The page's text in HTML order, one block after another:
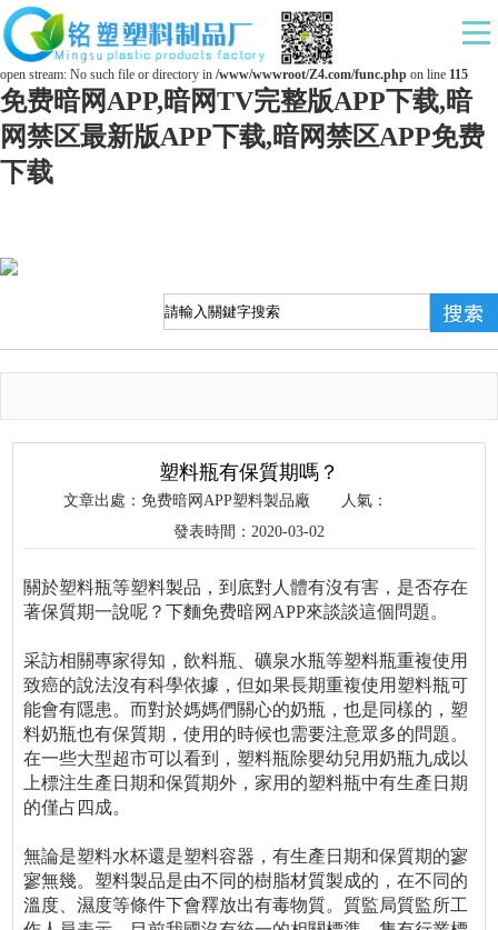
Warning: mkdir(): No space left on device in/www/wwwroot/Z4.com/func.php on line127
Warning: file_put_contents(./cachefile_yuan/ds169.com/cache/f5/aae0d/a251f.html): failed to
open stream: No such file or directory in /www/wwwroot/Z4.com/func.php on line 115
免费暗网APP,暗网TV完整版APP下载,暗
网禁区最新版APP下载,暗网禁区APP免费
下载
塑料瓶有保質期嗎？
文章出處：免费暗网APP塑料製品廠
人氣：
發表時間：2020-03-02
關於塑料瓶等塑料製品，到底對人體有沒有害，是否存在
著保質期一說呢？下麵免费暗网APP來談談這個問題。
采訪相關專家得知，飲料瓶、礦泉水瓶等塑料瓶重複使用
致癌的說法沒有科學依據，但如果長期重複使用塑料瓶可
能會有隱患。而對於媽媽們關心的奶瓶，也是同樣的，塑
料奶瓶也有保質期，使用的時候也需要注意眾多的問題。
在一些大型超市可以看到，塑料瓶除嬰幼兒用奶瓶九成以
上標注生產日期和保質期外，家用的塑料瓶中有生產日期
的僅占四成。
無論是塑料水杯還是塑料容器，有生產日期和保質期的寥
寥無幾。塑料製品是由不同的樹脂材質製成的，在不同的
溫度、濕度等條件下會釋放出有毒物質。質監局質監所工